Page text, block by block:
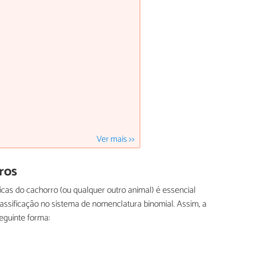
Ver mais >>
do cachorro (ou qualquer outro animal) é essencial
no sistema de nomenclatura binomial. Assim, a
forma: